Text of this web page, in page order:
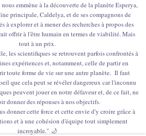
emmène à la découverte de la planète Esperya,
principale, Caldelya, et de ses compagnons de
à explorer et à mener des recherches à propos des
offrir à l'être humain en termes de viabilité. Mais
tout à un prix.
les scientifiques se retrouvent parfois confrontés à
expériences et, notamment, celle de partir en
toute forme de vie sur une autre planète. Il faut
que cela peut se révéler dangereux car l'inconnu
peuvent jouer en notre défaveur et, de ce fait, ne
donner des réponses à nos objectifs.
donner cette force et cette envie d'y croire grâce à
et à une cohésion d'équipe tout simplement
incroyable." 🌙